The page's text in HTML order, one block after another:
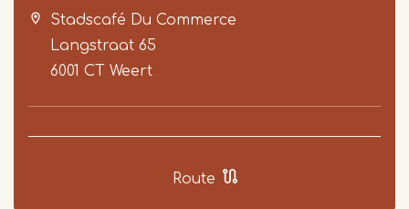
Stadscafé Du Commerce
Langstraat 65
6001 CT Weert
Route